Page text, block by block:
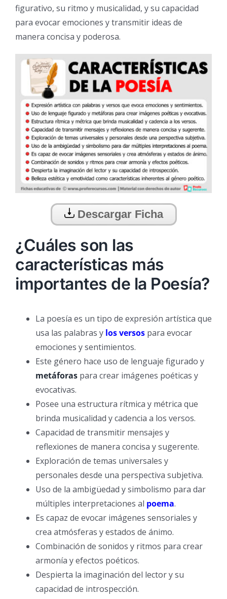
figurativo, su ritmo y musicalidad, y su capacidad
para evocar emociones y transmitir ideas de
manera concisa y poderosa.
Descargar Ficha
¿Cuáles son las
características más
importantes de la Poesía?
La poesía es un tipo de expresión artística que
usa las palabras y los versos para evocar
emociones y sentimientos.
Este género hace uso de lenguaje figurado y
metáforas para crear imágenes poéticas y
evocativas.
Posee una estructura rítmica y métrica que
brinda musicalidad y cadencia a los versos.
Capacidad de transmitir mensajes y
reflexiones de manera concisa y sugerente.
Exploración de temas universales y
personales desde una perspectiva subjetiva.
Uso de la ambigüedad y simbolismo para dar
múltiples interpretaciones al poema.
Es capaz de evocar imágenes sensoriales y
crea atmósferas y estados de ánimo.
Combinación de sonidos y ritmos para crear
armonía y efectos poéticos.
Despierta la imaginación del lector y su
capacidad de introspección.